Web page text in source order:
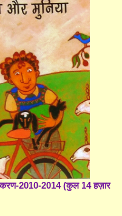
2010-2014 (कुल 14 हज़ार